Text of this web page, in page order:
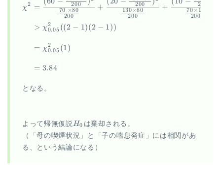
χ2 =
200
70 ×80
200 +
200
130 ×80
200 +
200
70 × 10
200
> χ0.05
2 ((2 − 1)(2 − 1))
= χ0.05
2 (1)
= 3.84
となる。
よって帰無仮説 H_0
H0 は棄却される。
（「母の喫煙状況」と「子の喘息発症」には相関があ
る、という結論になる）